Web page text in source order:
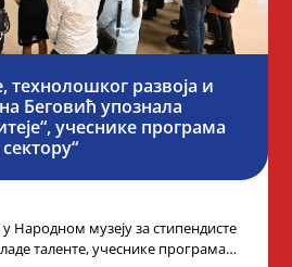
технолошког развоја и
Беговић упознала
учеснике програма
Народном музеју за стипендисте
таленте, учеснике програма